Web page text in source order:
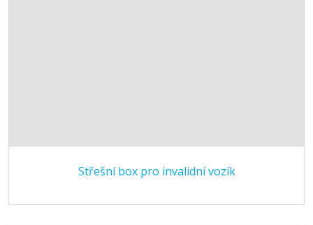
Střešní box pro invalidní vozík